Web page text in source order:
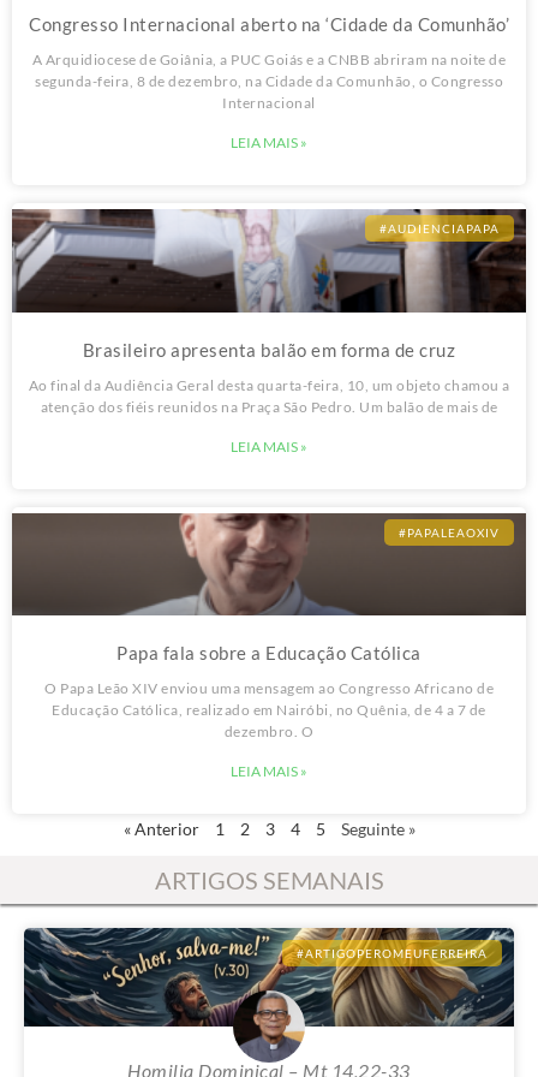
Congresso Internacional aberto na ‘Cidade da Comunhão’
A Arquidiocese de Goiânia, a PUC Goiás e a CNBB abriram na noite de
segunda-feira, 8 de dezembro, na Cidade da Comunhão, o Congresso
Internacional
LEIA MAIS »
#AUDIENCIAPAPA
Brasileiro apresenta balão em forma de cruz
Ao final da Audiência Geral desta quarta-feira, 10, um objeto chamou a
atenção dos fiéis reunidos na Praça São Pedro. Um balão de mais de
LEIA MAIS »
#PAPALEAOXIV
Papa fala sobre a Educação Católica
O Papa Leão XIV enviou uma mensagem ao Congresso Africano de
Educação Católica, realizado em Nairóbi, no Quênia, de 4 a 7 de
dezembro. O
LEIA MAIS »
« Anterior 1 2 3 4 5 Seguinte »
ARTIGOS SEMANAIS
#ARTIGOPEROMEUFERREIRA